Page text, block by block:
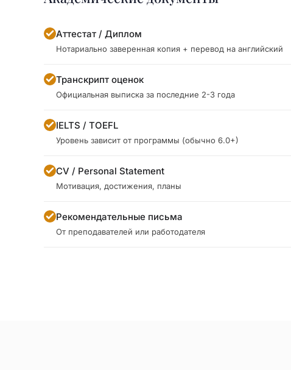
Аттестат / Диплом
Нотариально заверенная копия + перевод на английский
Транскрипт оценок
Официальная выписка за последние 2-3 года
IELTS / TOEFL
Уровень зависит от программы (обычно 6.0+)
CV / Personal Statement
Мотивация, достижения, планы
Рекомендательные письма
От преподавателей или работодателя